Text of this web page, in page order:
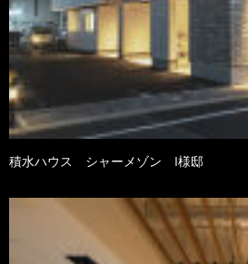
積水ハウス シャーメゾン I様邸